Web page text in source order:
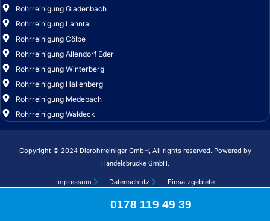
Rohrreinigung Hallenberg
Rohrreinigung Medebach
Rohrreinigung Waldeck
Copyright © 2024 Dierohrreiniger GmbH, All rights reserved. Powered by
Handelsbrücke GmbH.
Impressum
Handelsbrücke GmbH.
0178 119 49 39